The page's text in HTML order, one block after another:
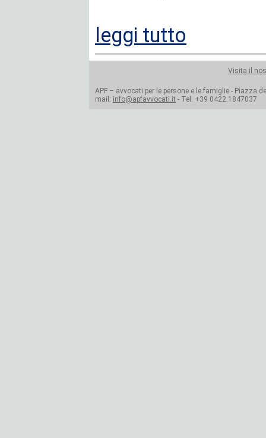
leggi tutto
Visita il
APF – avvocati per le persone e le famiglie - Piazza
mail: info@apfavvocati.it - Tel. +39 0422.1847037